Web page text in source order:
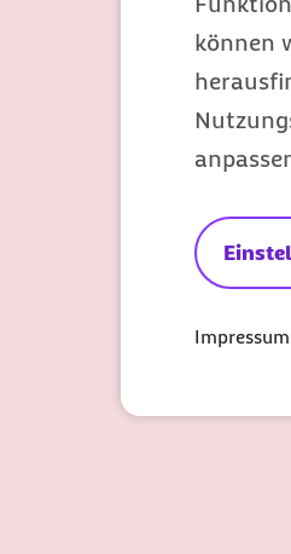
können
Impressum